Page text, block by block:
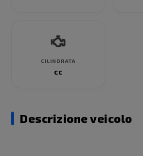
CILINDRATA
cc
Descrizione veicolo